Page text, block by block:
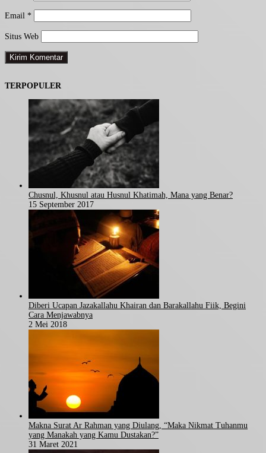
Email *
Situs Web
TERPOPULER
Chusnul, Khusnul atau Husnul Khatimah, Mana yang Benar?
15 September 2017
Diberi Ucapan Jazakallahu Khairan dan Barakallahu Fiik, Begini
Cara Menjawabnya
2 Mei 2018
Makna Surat Ar Rahman yang Diulang, “Maka Nikmat Tuhanmu
yang Manakah yang Kamu Dustakan?”
31 Maret 2021